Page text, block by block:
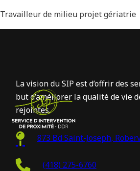
Travailleur de milieu projet gériatrie
La vision du SIP est d’offrir des
but d’améliorer la qualité de vie
rejointes.
873 Bd Saint-Joseph,
(418) 275-6760